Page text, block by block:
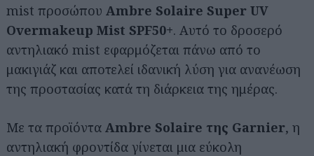
mist προσώπου Ambre Solaire Super UV
Overmakeup Mist SPF50+. Αυτό το δροσερό
αντηλιακό mist εφαρμόζεται πάνω από το
μακιγιάζ και αποτελεί ιδανική λύση για ανανέωση
της προστασίας κατά τη διάρκεια της ημέρας.
Με τα προϊόντα Ambre Solaire της Garnier, η
αντηλιακή φροντίδα γίνεται μια εύκολη